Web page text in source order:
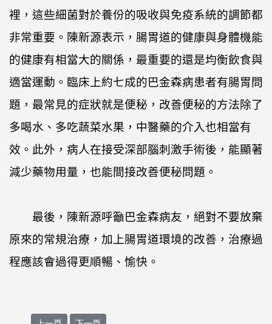
裡，這些細菌對於養份的吸收與免疫系統的調節都
非常重要。陳新源表示，腸胃道的健康與身體機能
的健康有相當大的關係，最重要的還是均衡飲食與
適當運動。臨床上約七成的巴金森病患者有腸胃問
題，最常見的症狀就是便秘，改善便秘的方法除了
多喝水、多吃蔬菜水果，中醫藥的介入也相當有
效。此外，病人在接受深部腦刺激手術後，能顯著
減少藥物用量，也能間接改善便秘問題。
最後，陳新源呼籲巴金森病友，絕對不要放棄
原來的常規治療，加上腸胃道環境的改善，治療過
程應該會過得更順暢、愉快。